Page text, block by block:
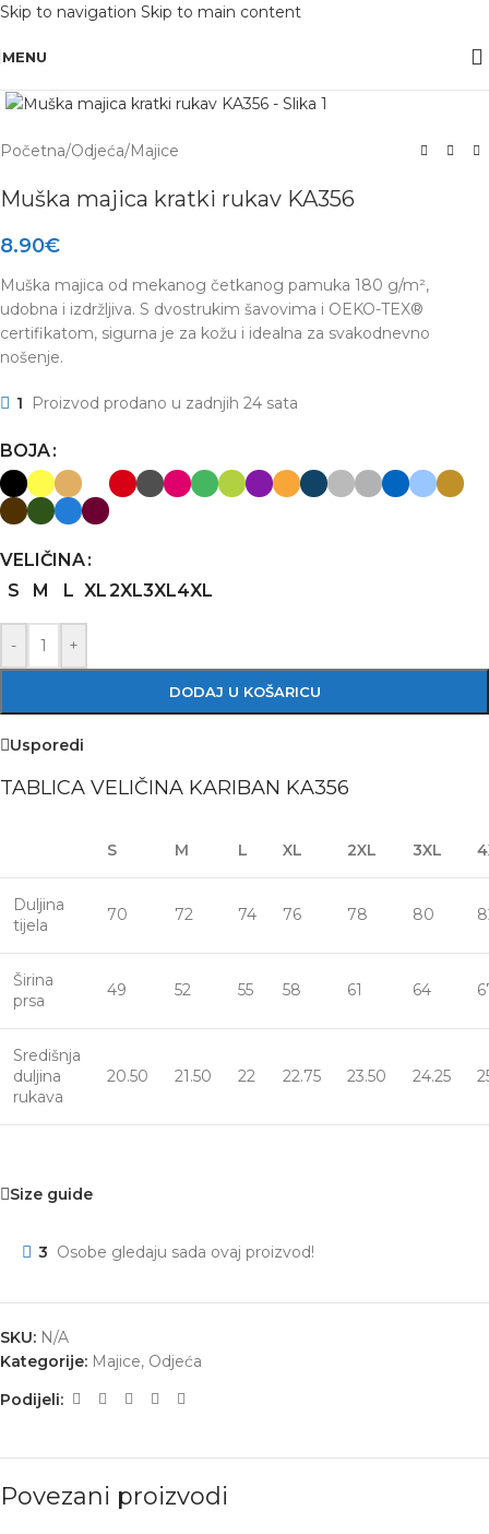
Skip to navigation Skip to main content
OBAVIJEST: Maloprodaja je zatvorena od 10.12. -13.12.2025 radi inventure.
MENU
Početna/Odjeća/Majice
Muška majica kratki rukav KA356
8.90€
Muška majica od mekanog četkanog pamuka 180 g/m²,
udobna i izdržljiva. S dvostrukim šavovima i OEKO-TEX®
certifikatom, sigurna je za kožu i idealna za svakodnevno
nošenje.
1 Proizvod prodano u zadnjih 24 sata
BOJA
VELIČINA
S
M L XL2XL3XL4XL
- +
DODAJ U KOŠARICU
Usporedi
TABLICA VELIČINA KARIBAN KA356
S M L XL 2XL 3XL
Duljina
tijela
70 72 74 76 78 80
Širina
prsa
49 52 55 58 61 64
Središnja
duljina
rukava
20.50 21.50 22 22.75 23.50 24.25
Size guide
3 Osobe gledaju sada ovaj proizvod!
SKU: N/A
Kategorije: Majice, Odjeća
Podijeli:
Povezani proizvodi